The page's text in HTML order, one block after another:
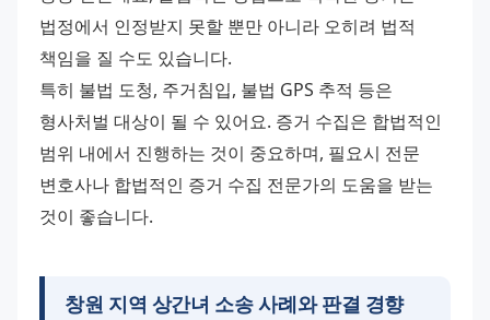
법정에서 인정받지 못할 뿐만 아니라 오히려 법적
책임을 질 수도 있습니다.
특히 불법 도청, 주거침입, 불법 GPS 추적 등은
형사처벌 대상이 될 수 있어요. 증거 수집은 합법적인
범위 내에서 진행하는 것이 중요하며, 필요시 전문
변호사나 합법적인 증거 수집 전문가의 도움을 받는
것이 좋습니다.
창원 지역 상간녀 소송 사례와 판결 경향